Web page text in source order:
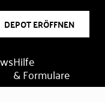
DEPOT ERÖFFNEN
Hilfe
& Formulare